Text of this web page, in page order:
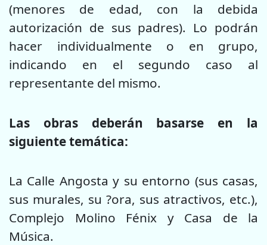
(menores de edad, con la debida
autorización de sus padres). Lo podrán
hacer individualmente o en grupo,
indicando en el segundo caso al
representante del mismo.
Las obras deberán basarse en la
siguiente temática:
La Calle Angosta y su entorno (sus casas,
sus murales, su ?ora, sus atractivos, etc.),
Complejo Molino Fénix y Casa de la
Música.